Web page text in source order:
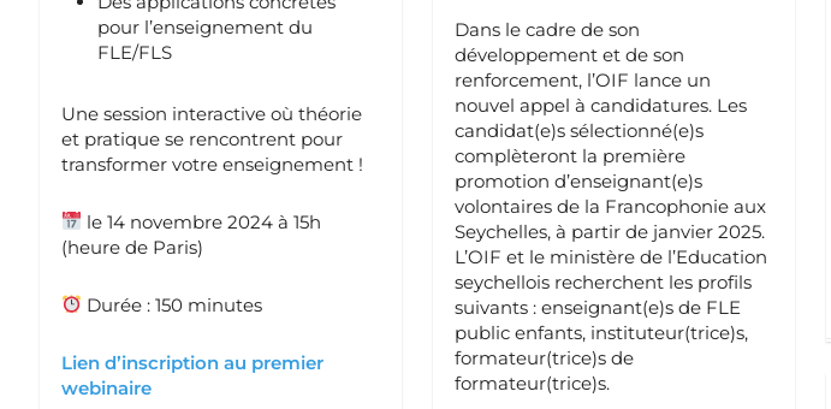
pour l’enseignement du
FLE/FLS
Une session interactive où théorie
et pratique se rencontrent pour
transformer votre enseignement !
le 14 novembre 2024 à 15h
(heure de Paris)
Durée : 150 minutes
Lien d’inscription au premier
webinaire
Dans le cadre de son
développement et de son
renforcement, l’OIF lance un
nouvel appel à candidatures. Les
candidat(e)s sélectionné(e)s
complèteront la première
promotion d’enseignant(e)s
volontaires de la Francophonie aux
Seychelles, à partir de janvier 2025.
L’OIF et le ministère de l’Education
seychellois recherchent les profils
suivants : enseignant(e)s de FLE
public enfants, instituteur(trice)s,
formateur(trice)s de
formateur(trice)s.